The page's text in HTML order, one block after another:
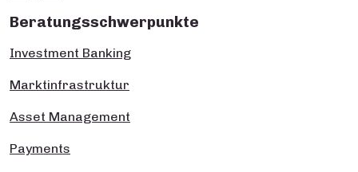
Beratungsschwerpunkte
Investment Banking
Marktinfrastruktur
Asset Management
Payments